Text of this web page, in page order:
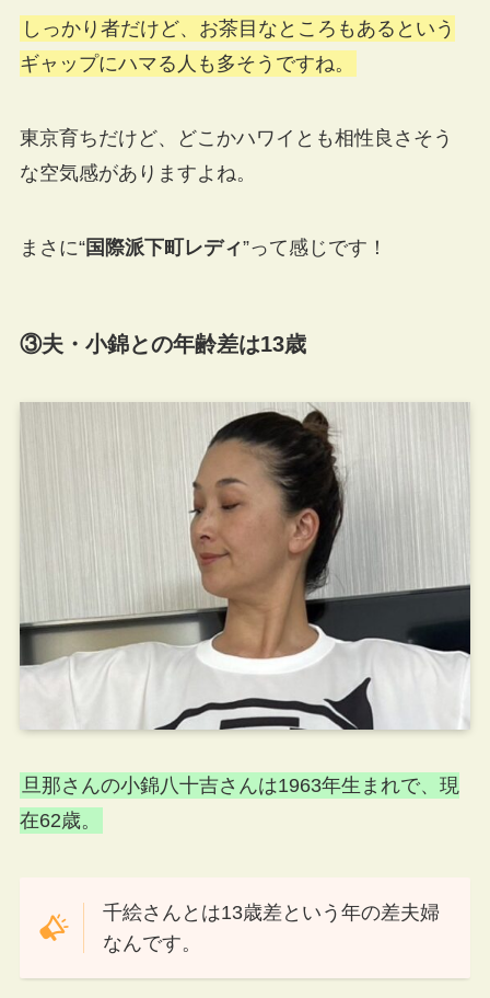
しっかり者だけど、お茶目なところもあるという
ギャップにハマる人も多そうですね。
東京育ちだけど、どこかハワイとも相性良さそう
な空気感がありますよね。
まさに“国際派下町レディ”って感じです！
③夫・小錦との年齢差は13歳
旦那さんの小錦八十吉さんは1963年生まれで、現
在62歳。
千絵さんとは13歳差という年の差夫婦
なんです。